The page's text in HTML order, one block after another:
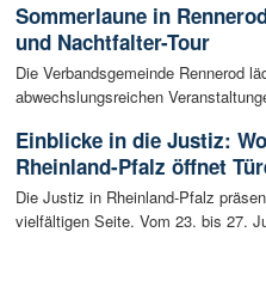
Sommerlaune in
und Nachtfalter-Tour
Die Verbandsgemeinde Rennerod
abwechslungsreichen
Einblicke in die Justiz:
Rheinland-Pfalz öffnet
Die Justiz in Rheinland-Pfalz
vielfältigen Seite. Vom 23. bis 27.